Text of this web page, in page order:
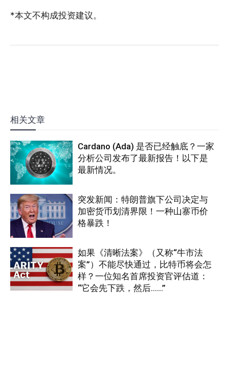
*本文不构成投资建议。
相关文章
Cardano (Ada) 是否已经触底？一家
分析公司发布了最新报告！以下是
最新情况。
突发新闻：特朗普旗下公司决定与
加密货币划清界限！一种山寨币价
格暴跌！
如果《清晰法案》（又称“牛市法
案”）不能尽快通过，比特币将会怎
样？一位知名首席投资官评估道：
“它会先下跌，然后……”